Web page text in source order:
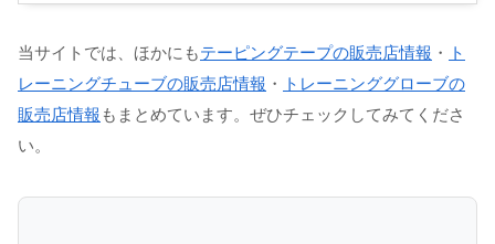
当サイトでは、ほかにもテーピングテープの販売店情報 ・
ト
レーニングチューブの販売店情報 ・
トレーニンググローブの
販売店情報 もまとめています。ぜひチェックしてみてくださ
い。